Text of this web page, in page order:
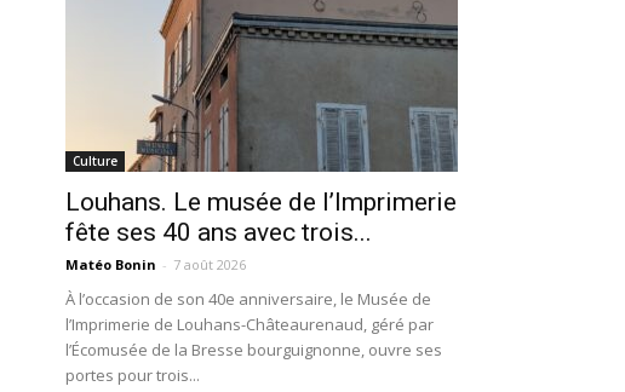
Culture
Louhans. Le musée de l’Imprimerie
fête ses 40 ans avec trois...
Matéo Bonin - 7 août 2026
À l’occasion de son 40e anniversaire, le Musée de
l’Imprimerie de Louhans-Châteaurenaud, géré par
l’Écomusée de la Bresse bourguignonne, ouvre ses
portes pour trois...